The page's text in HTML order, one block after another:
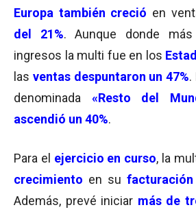
Europa también creció en
del 21%. Aunque donde
ingresos la multi fue en los
las ventas despuntaron un 47%.
denominada «Resto del
ascendió un 40%.
Para el ejercicio en curso, la
crecimiento en su
Además, prevé iniciar más de